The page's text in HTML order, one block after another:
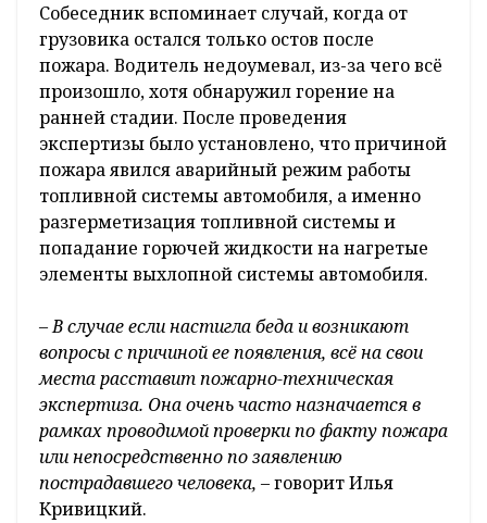
Собеседник вспоминает случай, когда от
грузовика остался только остов после
пожара. Водитель недоумевал, из-за чего всё
произошло, хотя обнаружил горение на
ранней стадии. После проведения
экспертизы было установлено, что причиной
пожара явился аварийный режим работы
топливной системы автомобиля, а именно
разгерметизация топливной системы и
попадание горючей жидкости на нагретые
элементы выхлопной системы автомобиля.
– В случае если настигла беда и возникают
вопросы с причиной ее появления, всё на свои
места расставит пожарно-техническая
экспертиза. Она очень часто назначается в
рамках проводимой проверки по факту пожара
или непосредственно по заявлению
пострадавшего человека, – говорит Илья
Кривицкий.